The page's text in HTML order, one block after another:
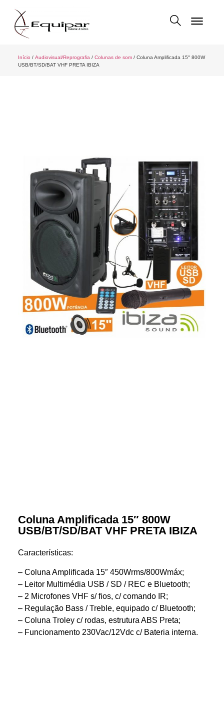
Início / Audiovisual/Reprografia / Colunas de som/ Coluna Amplificada 15″ 800W
USB/BT/SD/BAT VHF PRETA IBIZA
Coluna Amplificada 15″ 800W
USB/BT/SD/BAT VHF PRETA IBIZA
Características:
– Coluna Amplificada 15″ 450Wrms/800Wmáx;
– Leitor Multimédia USB / SD / REC e Bluetooth;
– 2 Microfones VHF s/ fios, c/ comando IR;
– Regulação Bass / Treble, equipado c/ Bluetooth;
– Coluna Troley c/ rodas, estrutura ABS Preta;
– Funcionamento 230Vac/12Vdc c/ Bateria interna.